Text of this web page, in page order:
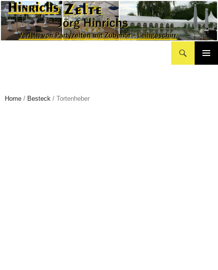
Home / Besteck / Tortenheber